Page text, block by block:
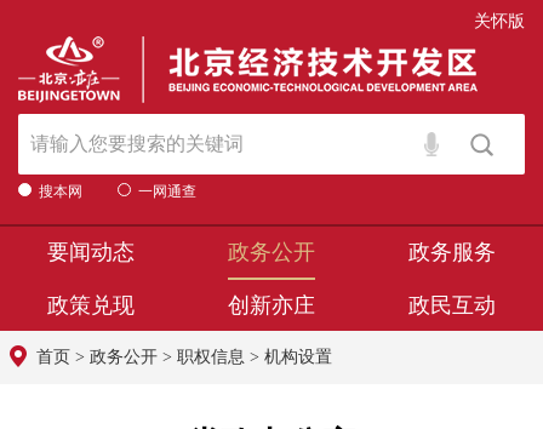
关怀版
搜本网 一网通查
要闻动态 政务公开 政务服务
政策兑现 创新亦庄 政民互动
首页 > 政务公开 > 职权信息 > 机构设置